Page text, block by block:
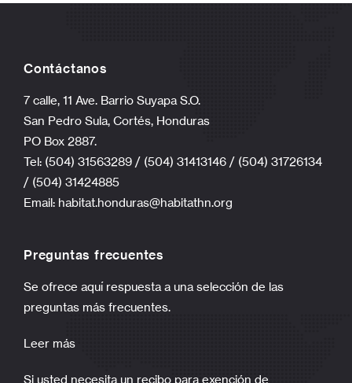
Contáctanos
7 calle, 11 Ave. Barrio Suyapa S.O.
San Pedro Sula, Cortés, Honduras
PO Box 2887.
Tel: (504) 31563289 / (504) 31413146 / (504) 31726134
/ (504) 31424885
Email: habitat.honduras@habitathn.org
Preguntas frecuentes
Se ofrece aquí respuesta a una selección de las
preguntas más frecuentes.
Leer más
Si usted necesita un recibo para exención de